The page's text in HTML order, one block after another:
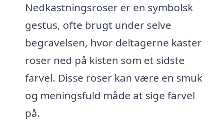
Nedkastningsroser er en symbolsk
gestus, ofte brugt under selve
begravelsen, hvor deltagerne kaster
roser ned på kisten som et sidste
farvel. Disse roser kan være en smuk
og meningsfuld måde at sige farvel
på.